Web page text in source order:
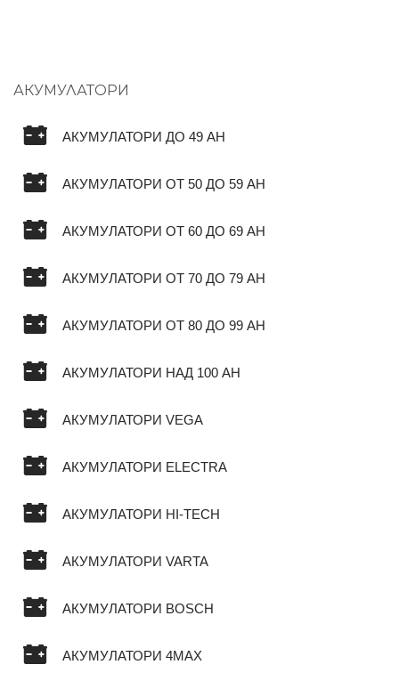
АКУМУЛАТОРИ
АКУМУЛАТОРИ ДО 49 AH
АКУМУЛАТОРИ ОТ 50 ДО 59 AH
АКУМУЛАТОРИ ОТ 60 ДО 69 AH
АКУМУЛАТОРИ ОТ 70 ДО 79 AH
АКУМУЛАТОРИ ОТ 80 ДО 99 AH
АКУМУЛАТОРИ НАД 100 AH
АКУМУЛАТОРИ VEGA
АКУМУЛАТОРИ ELECTRA
АКУМУЛАТОРИ HI-TECH
АКУМУЛАТОРИ VARTA
АКУМУЛАТОРИ BOSCH
АКУМУЛАТОРИ 4MAX